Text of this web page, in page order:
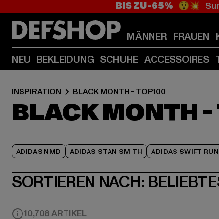
BIS ZU -65% 😲💥
MÄNNER FRAUEN
NEU BEKLEIDUNG SCHUHE ACCESSOIRES
INSPIRATION BLACK MONTH - TOP100
BLACK MONTH -
ADIDAS NMD ADIDAS STAN SMITH ADIDAS SWIFT RUN
SORTIEREN NACH:
10,708 ARTIKEL